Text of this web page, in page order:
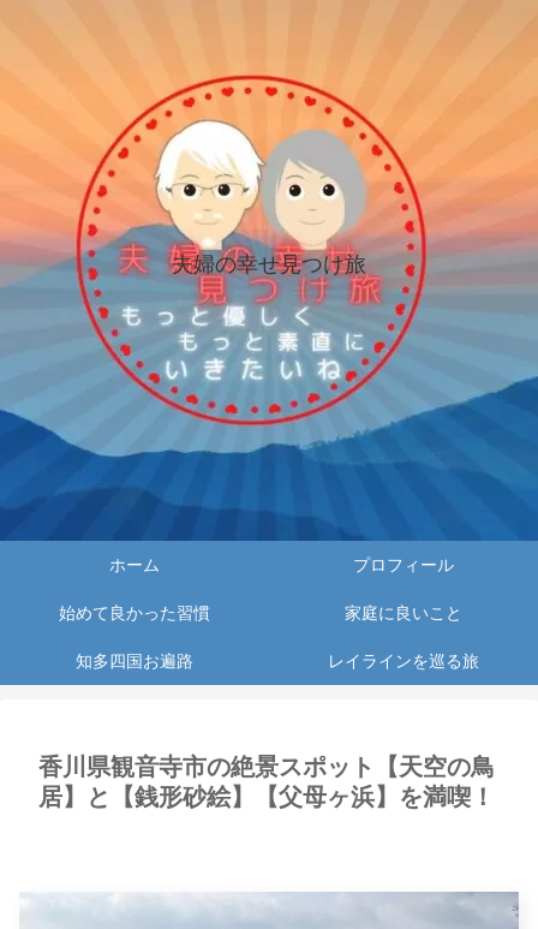
夫婦の幸せ見つけ旅
ホーム プロフィール
始めて良かった習慣 家庭に良いこと
知多四国お遍路 レイラインを巡る旅
香川県観音寺市の絶景スポット【天空の鳥
居】と【銭形砂絵】【父母ヶ浜】を満喫！